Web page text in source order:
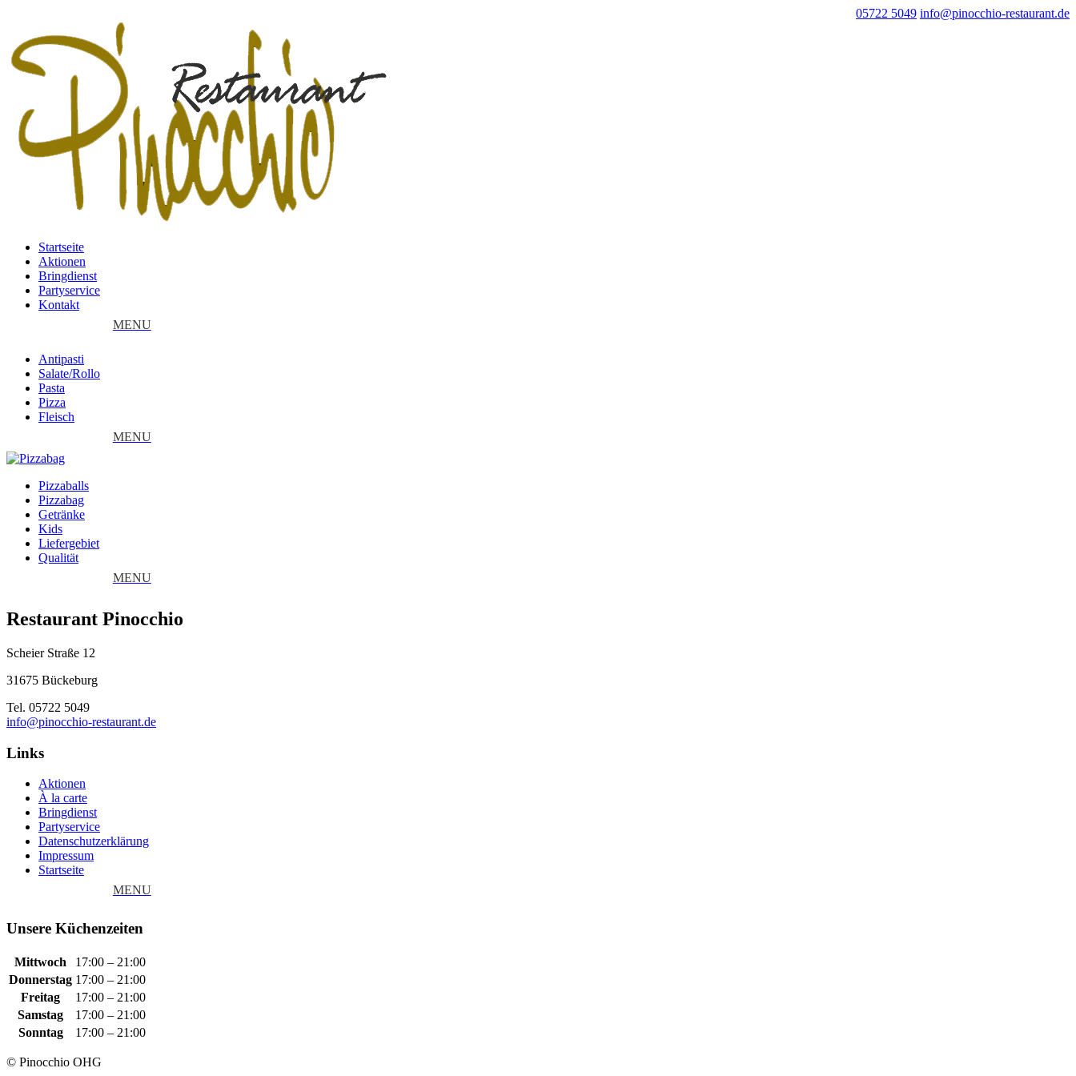
05722 5049 info@pinocchio-restaurant.de
Startseite
Aktionen
Bringdienst
Partyservice
Kontakt
Antipasti
Salate/Rollo
Pasta
Pizza
Fleisch
Pizzaballs
Pizzabag
Getränke
Kids
Liefergebiet
Qualität
Restaurant Pinocchio
Scheier Straße 12
31675 Bückeburg
Tel. 05722 5049
info@pinocchio-restaurant.de
Links
Aktionen
À la carte
Bringdienst
Partyservice
Datenschutzerklärung
Impressum
Startseite
Unsere Küchenzeiten
Mittwoch
17:00 – 21:00
Donnerstag 17:00 – 21:00
Freitag
17:00 – 21:00
Samstag
17:00 – 21:00
Sonntag
17:00 – 21:00
© Pinocchio OHG